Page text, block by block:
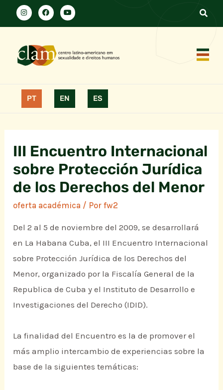
PT EN ES
III Encuentro Internacional
sobre Protección Jurídica
de los Derechos del Menor
oferta académica / Porfw2
Del 2 al 5 de noviembre del 2009, se desarrollará
en La Habana Cuba, el III Encuentro Internacional
sobre Protección Jurídica de los Derechos del
Menor, organizado por la Fiscalía General de la
Republica de Cuba y el Instituto de Desarrollo e
Investigaciones del Derecho (IDID).
La finalidad del Encuentro es la de promover el
más amplio intercambio de experiencias sobre la
base de la siguientes temáticas: